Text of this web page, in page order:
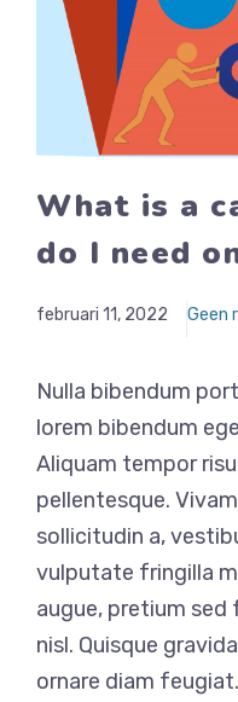
What is a
do I need
februari 11, 2022 Geen
Nulla bibendum
lorem bibendum
Aliquam tempor
pellentesque.
sollicitudin a,
vulputate fringilla
augue, pretium
nisl. Quisque
ornare diam